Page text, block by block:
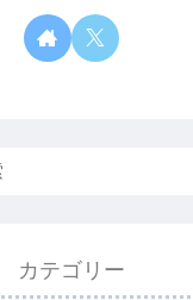
カテゴリー